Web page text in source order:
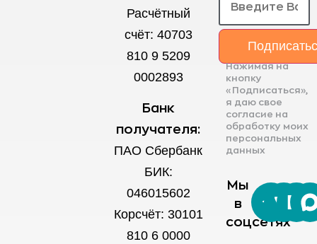
Расчётный
счёт: 40703
810 9 5209
0002893
Банк
получателя:
ПАО Сбербанк
БИК:
046015602
Корсчёт: 30101
810 6 0000
Нажимая на
кнопку
«Подписаться»,
я даю свое
согласие на
обработку моих
персональных
данных
Мы
в
соцсетях